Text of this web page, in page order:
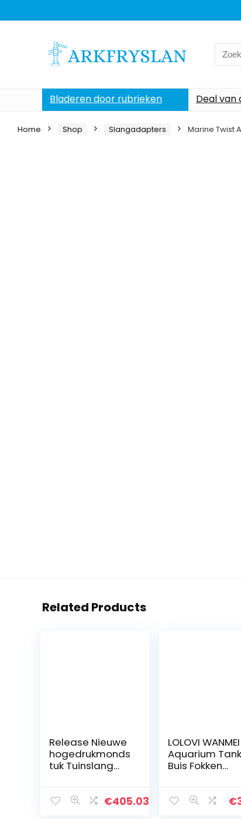
Search
for:
Bladeren door rubrieken Deal van
Home Shop Slangadapters Marine Twist
Related Products
Release Nieuwe
hogedrukmonds
tuk Tuinslang
Uitbreidbare
€405.03
LOLOVI WANMEI
Aquarium Tank
Buis Fokken
Vis Garnalen€